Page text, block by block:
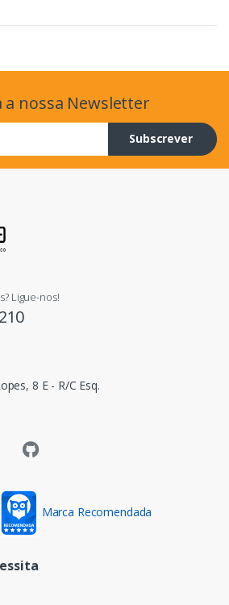
a nossa Newsletter
Subscrever
Ligue-nos!
8 E - R/C Esq.
Marca Recomendada